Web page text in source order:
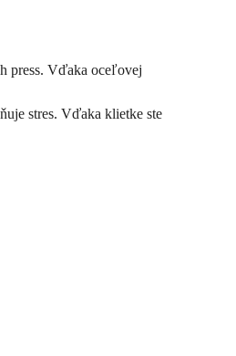
press. Vďaka oceľovej
stres. Vďaka klietke ste